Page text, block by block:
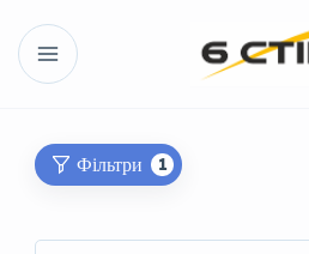
Фільтри 1